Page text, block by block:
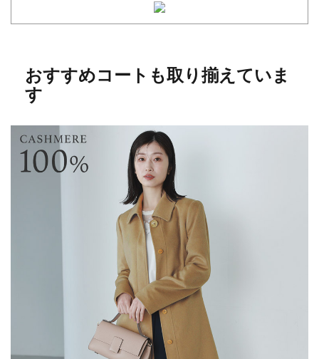
おすすめコートも取り揃えていま
す